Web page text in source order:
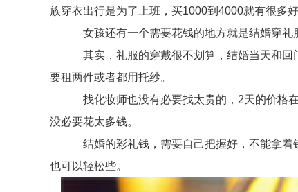
族穿衣出行是为了上班，买1000到4000就有很多
女孩还有一个需要花钱的地方就是结婚穿礼
其实，礼服的穿戴很不划算，结婚当天和回
要租两件或者都用托纱。
找化妆师也没有必要找太贵的，2天的价格在
没必要花太多钱。
结婚的彩礼钱，需要自己把握好，不能拿着
也可以轻松些。